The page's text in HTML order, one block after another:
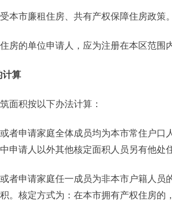
市廉租住房、共有产权保障住房政策。
的单位申请人，应为注册在本区范围内
算
积按以下办法计算：
申请家庭全体成员均为本市常住户口
申请人以外其他核定面积人员另有他处
申请家庭任一成员为非本市户籍人员
。核定方式为：在本市拥有产权住房